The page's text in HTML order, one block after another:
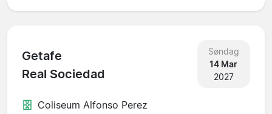
Getafe
Real Sociedad
Søndag
14 Mar
2027
Coliseum Alfonso Perez